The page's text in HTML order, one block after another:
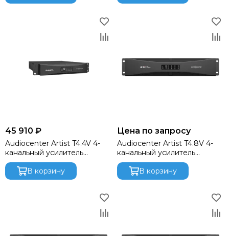
45 910 ₽
Audiocenter Artist T4.4V 4-
канальный усилитель
мощности
В корзину
Цена по запросу
Audiocenter Artist T4.8V 4-
канальный усилитель
мощности
В корзину